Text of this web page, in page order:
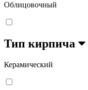
Облицовочный
Тип кирпича
Керамический